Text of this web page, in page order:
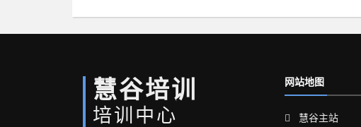
慧谷培训
培训中心
网站地图
慧谷主站